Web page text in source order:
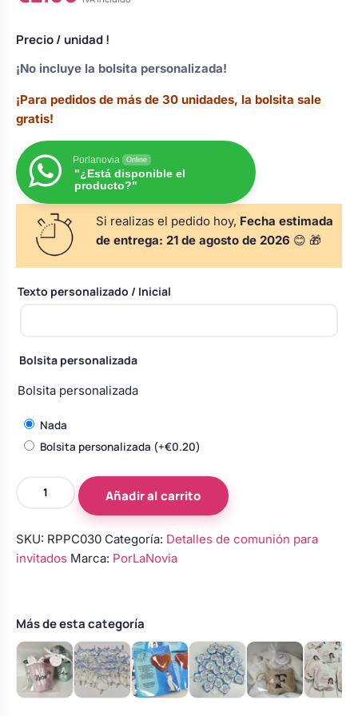
alianzas
porta alianzas
de boda
y pala tarta
bebé boda
floral coche
personalizadas
Rasca y Gana para Comunión:
Sorpresas y Diversión
Detalles de comunión para invitados
Otros regalos
Ver todo
cliente
Precio/ unidad !
¡No incluye la bolsita personalizada!
¡Para pedidos de más de 30 unidades, la bolsita sale
gratis!
Porlanovia Online
"¿Está disponible el
producto?"
Si realizas el pedido hoy, Fecha estimada
de entrega: 21 de agosto de 2026 😊 🎁
Texto personalizado / Inicial
Bolsita personalizada
Bolsita personalizada
Nada
Bolsita personalizada (+€0.20)
cantidad
Añadir al carrito
SKU: RPPC030 Categoría: Detalles de comunión para
invitados Marca: PorLaNovia
Más de esta categoría